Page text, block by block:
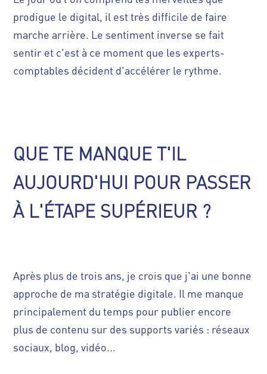
prodigue le digital, il est très difficile de faire
marche arrière. Le sentiment inverse se fait
sentir et c'est à ce moment que les experts-
comptables décident d'accélérer le rythme.
QUE TE MANQUE T'IL
AUJOURD'HUI POUR PASSER
À L'ÉTAPE SUPÉRIEUR ?
Après plus de trois ans, je crois que j'ai une bonne
approche de ma stratégie digitale. Il me manque
principalement du temps pour publier encore
plus de contenu sur des supports variés : réseaux
sociaux, blog, vidéo...